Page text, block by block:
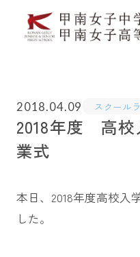
2018.04.09 スクール
2018年度 高校
業式
本日、2018年度高校入
した。